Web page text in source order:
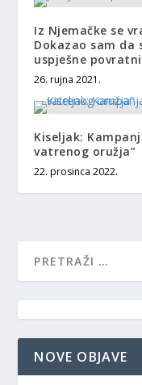
Iz Njemačke se
Dokazao sam da
uspješne
26. rujna 2021.
Kiseljak:
vatrenog oružja”
22. prosinca 2022.
NOVE OBJAVE